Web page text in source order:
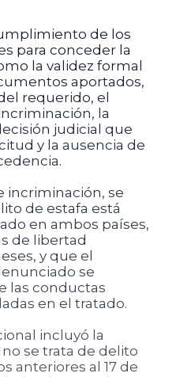
de los
para conceder la
la validez formal
aportados,
requerido, el
la
judicial que
y la ausencia de
incriminación, se
de estafa está
en ambos países,
de libertad
y que el
se
las conductas
en el tratado.
incluyó la
se trata de delito
anteriores al 17 de